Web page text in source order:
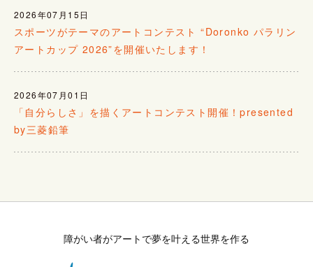
2026年07月15日
スポーツがテーマのアートコンテスト “Doronko パラリン
アートカップ 2026”を開催いたします！
2026年07月01日
「自分らしさ」を描くアートコンテスト開催！presented
by三菱鉛筆
障がい者がアートで夢を叶える世界を作る